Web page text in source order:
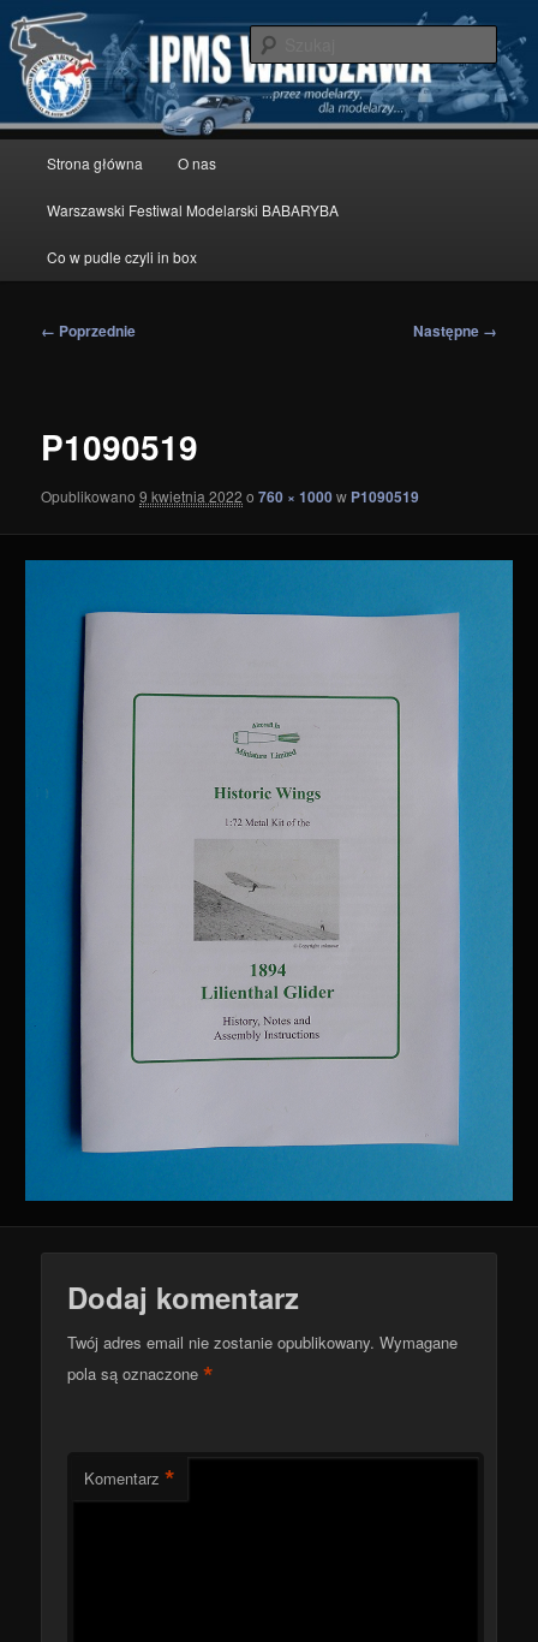
Przeskocz
do
tekstu
IPMS Warszawa
modelarstwo redukcyjne
Strona główna O nas
Warszawski Festiwal Modelarski BABARYBA
Co w pudle czyli in box
Nawigacja
← Poprzednie Następne →
P1090519
Opublikowano9 kwietnia 2022 o760 × 1000w P1090519
Dodaj komentarz
Twój adres email nie zostanie opublikowany. Wymagane
pola są oznaczone*
Komentarz *